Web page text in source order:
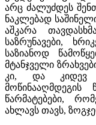
არც ძალუძდეს
ნაკლებად
აშკარა
საზრუნავები,
საზიანოდ
მტანჯველი
კი, და კიდევ
წარმატებები,
ახლავს თავს,